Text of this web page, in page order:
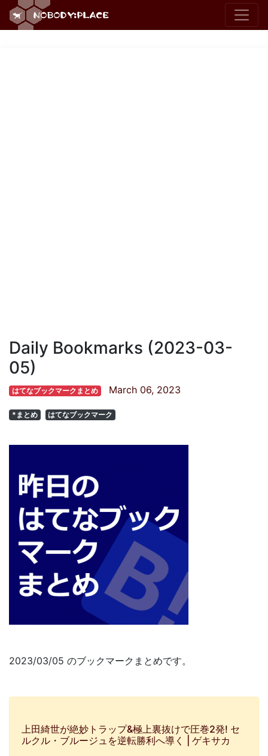
Daily Bookmarks (2023-03-
05)
はてなブックマークまとめ March 06, 2023
*まとめ はてなブックマーク
2023/03/05 のブックマークまとめです。
上田綺世が絶妙トラップ&極上裏抜けで圧巻2発! セ
ルクル・ブルージュを逆転勝利へ導く | ゲキサカ